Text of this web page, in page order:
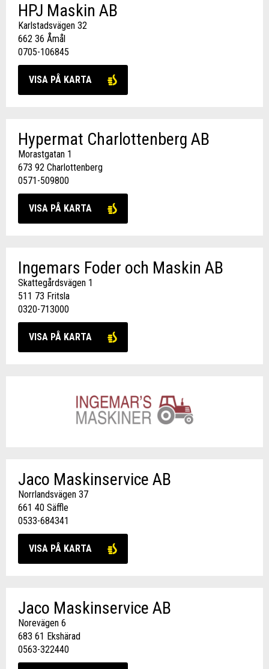
HPJ Maskin AB
Karlstadsvägen 32
662 36 Åmål
0705-106845
VISA PÅ KARTA
Hypermat Charlottenberg AB
Morastgatan 1
673 92 Charlottenberg
0571-509800
VISA PÅ KARTA
Ingemars Foder och Maskin AB
Skattegårdsvägen 1
511 73 Fritsla
0320-713000
VISA PÅ KARTA
Jaco Maskinservice AB
Norrlandsvägen 37
661 40 Säffle
0533-684341
VISA PÅ KARTA
Jaco Maskinservice AB
Norevägen 6
683 61 Ekshärad
0563-322440